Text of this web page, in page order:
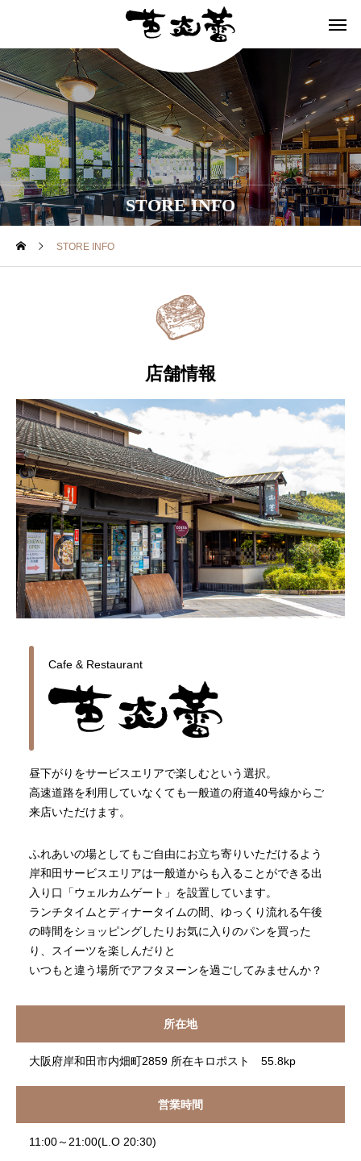
STORE INFO
STORE INFO
店舗情報
Cafe & Restaurant
昼下がりをサービスエリアで楽しむという選択。
高速道路を利用していなくても一般道の府道40号線からご
来店いただけます。
ふれあいの場としてもご自由にお立ち寄りいただけるよう
岸和田サービスエリアは一般道からも入ることができる出
入り口「ウェルカムゲート」を設置しています。
ランチタイムとディナータイムの間、ゆっくり流れる午後
の時間をショッピングしたりお気に入りのパンを買った
り、スイーツを楽しんだりと
いつもと違う場所でアフタヌーンを過ごしてみませんか？
所在地
大阪府岸和田市内畑町2859 所在キロポスト 55.8kp
営業時間
11:00～21:00(L.O 20:30)